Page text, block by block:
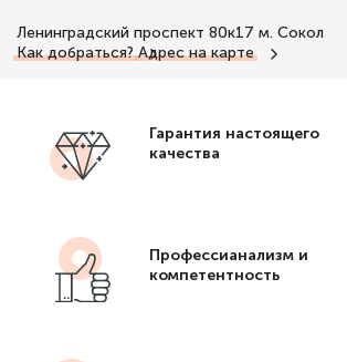
Ленинградский проспект 80к17 м. Сокол
Как добраться? Адрес на карте
Гарантия настоящего
качества
Профессианализм и
компетентность